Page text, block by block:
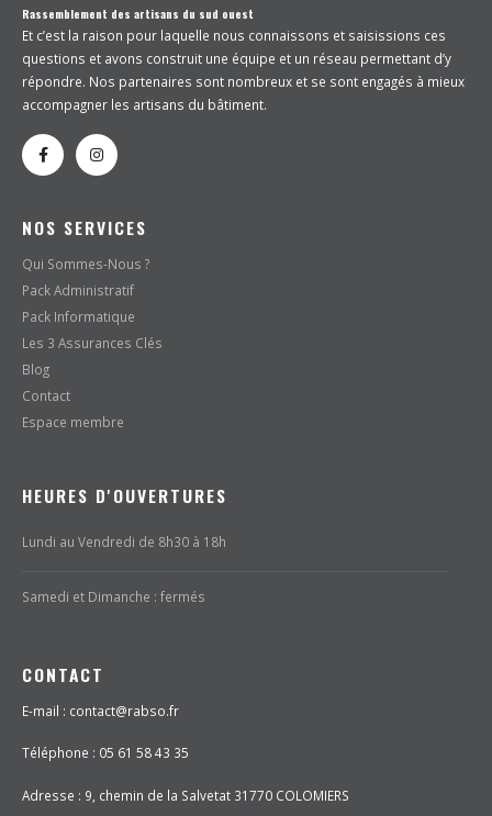
Rassemblement des artisans du sud ouest
Et c’est la raison pour laquelle nous connaissons et saisissions ces
questions et avons construit une équipe et un réseau permettant d’y
répondre. Nos partenaires sont nombreux et se sont engagés à mieux
accompagner les artisans du bâtiment.
NOS SERVICES
Qui Sommes-Nous ?
Pack Administratif
Pack Informatique
Les 3 Assurances Clés
Blog
Contact
Espace membre
HEURES D'OUVERTURES
Lundi au Vendredi de 8h30 à 18h
Samedi et Dimanche : fermés
CONTACT
E-mail : contact@rabso.fr
Téléphone : 05 61 58 43 35
Adresse : 9, chemin de la Salvetat 31770 COLOMIERS